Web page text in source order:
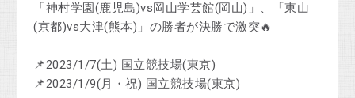
「神村学園(鹿児島)vs岡山学芸館(岡山)」、「東山
(京都)vs大津(熊本)」の勝者が決勝で激突🔥
📌2023/1/7(土) 国立競技場(東京)
📌2023/1/9(月・祝) 国立競技場(東京)